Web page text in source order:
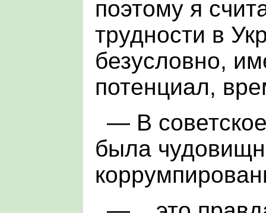
поэтому я
трудности в
безусловно,
потенциал,
— В
была